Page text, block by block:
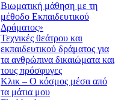
Βιωματική μάθηση με τη
μέθοδο Εκπαιδευτικού
Δράματος»
Τεχνικές θεάτρου και
εκπαιδευτικού δράματος για
τα ανθρώπινα δικαιώματα και
τους πρόσφυγες
Κλικ – Ο κόσμος μέσα από
τα μάτια μου